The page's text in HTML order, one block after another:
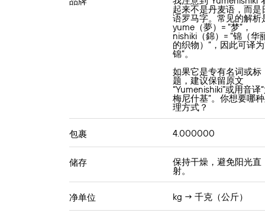
起来不是丹麦语，而是
语罗马字。常见的解析
yume（夢）= “梦”，
nishiki（錦）= “锦（华
的织物）”，因此可译
锦”。
如果它是专有名词或标
题，建议保留原文
“Yumenishiki”或用音译
梅尼什基”。你想要哪
理方式？
包裹 4.000000
储存 保持干燥，避免阳光直
射。
净单位 kg → 千克（公斤）